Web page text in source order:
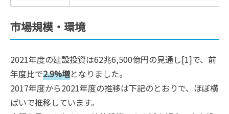
市場規模・環境
2021年度の建設投資は62兆6,500億円の見通し[1]で、前
年度比で2.9%増となりました。
2017年度から2021年度の推移は下記のとおりで、ほぼ横
ばいで推移しています。